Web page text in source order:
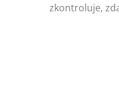
zkontroluje,